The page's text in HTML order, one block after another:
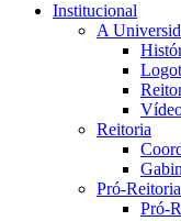
Institucional
A
Reitoria
Pró-
Pró-